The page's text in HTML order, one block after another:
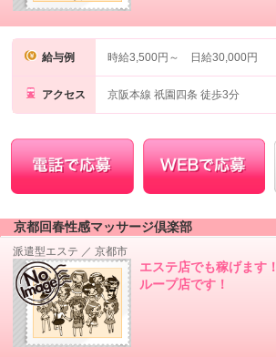
給与例 時給3,500円～ 日給30,000円
アクセス 京阪本線 祇園四条 徒歩3分
京都回春性感マッサージ倶楽部
派遣型エステ ／京都市
エステ店でも稼げます
ループ店です！